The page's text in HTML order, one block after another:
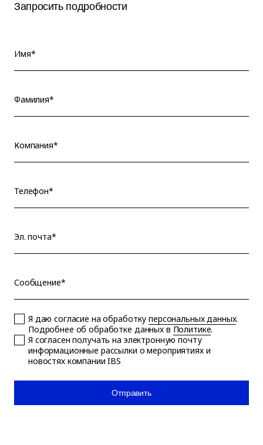
Запросить подробности
Имя*
Фамилия*
Компания*
Телефон*
Эл. почта*
Сообщение*
Я даю согласие на обработкуперсональных данных.
Подробнее об обработке данных в Политике.
Я согласен получать на электронную почту
информационные рассылки о мероприятиях и
новостях компании IBS
Отправить